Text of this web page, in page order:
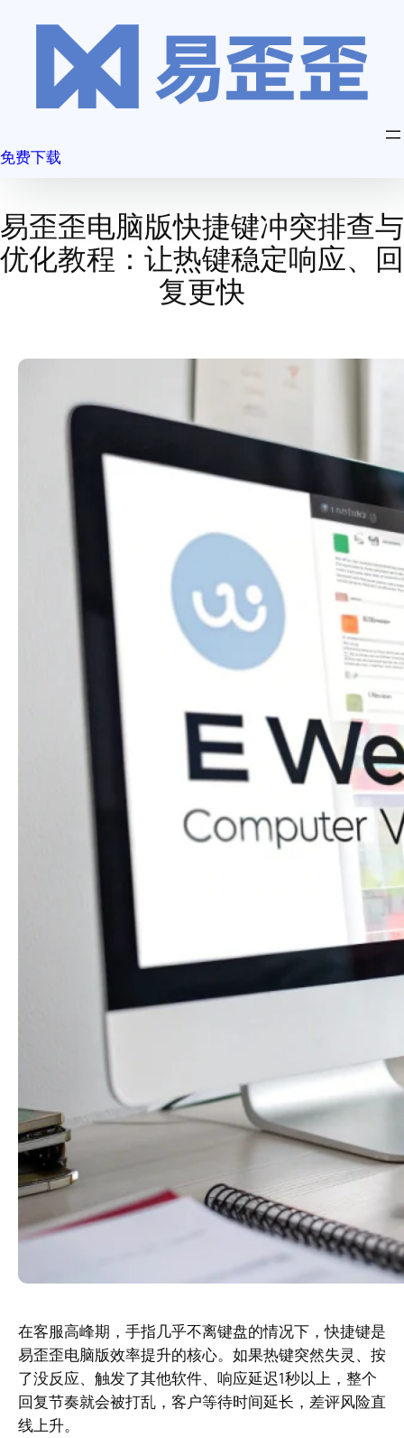
免费下载
易歪歪电脑版快捷键冲突排查与
优化教程：让热键稳定响应、回
复更快
在客服高峰期，手指几乎不离键盘的情况下，快捷键是
易歪歪电脑版效率提升的核心。如果热键突然失灵、按
了没反应、触发了其他软件、响应延迟1秒以上，整个
回复节奏就会被打乱，客户等待时间延长，差评风险直
线上升。